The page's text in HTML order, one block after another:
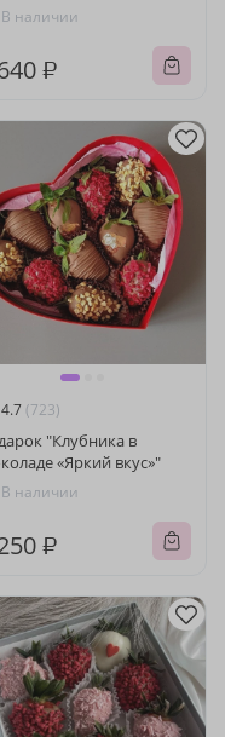
В наличии
₽
4.7 (723)
"Клубника в
«Яркий вкус»"
В наличии
₽